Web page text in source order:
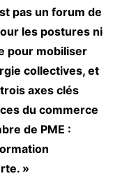
pas un forum de
les postures ni
pour mobiliser
collectives, et
axes clés
du commerce
de PME :
»